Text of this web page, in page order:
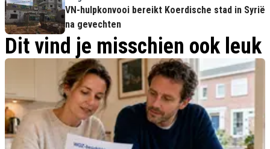
VN-hulpkonvooi bereikt Koerdische stad in Syrië
na gevechten
Dit vind je misschien ook leuk